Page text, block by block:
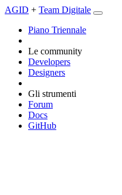
AGID + Team Digitale
Piano Triennale
Le community
Developers
Designers
Gli strumenti
Forum
Docs
GitHub